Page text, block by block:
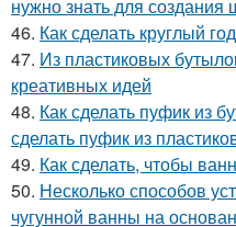
нужно знать для создания
46. Как сделать круглый
47. Из пластиковых
креативных идей
48. Как сделать пуфик из
сделать пуфик из
49. Как сделать, чтобы
50. Несколько способов
чугунной ванны на